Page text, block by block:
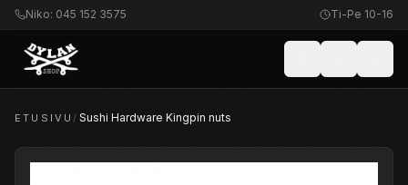
Niko: 045 152 3575 Ti-Pe 10-16
ETUSIVU/ Sushi Hardware Kingpin nuts